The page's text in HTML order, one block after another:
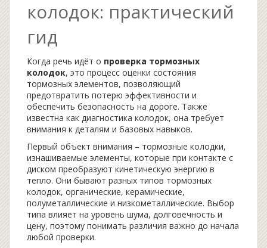
колодок: практический
гид
Когда речь идёт о проверка тормозных
колодок, это процесс оценки состояния
тормозных элементов, позволяющий
предотвратить потерю эффективности и
обеспечить безопасность на дороге. Также
известна как диагностика колодок, она требует
внимания к деталям и базовых навыков.
Первый объект внимания – тормозные колодки,
изнашиваемые элементы, которые при контакте с
диском преобразуют кинетическую энергию в
тепло. Они бывают разных типов тормозных
колодок, органические, керамические,
полуметаллические и низкометаллические. Выбор
типа влияет на уровень шума, долговечность и
цену, поэтому понимать различия важно до начала
любой проверки.